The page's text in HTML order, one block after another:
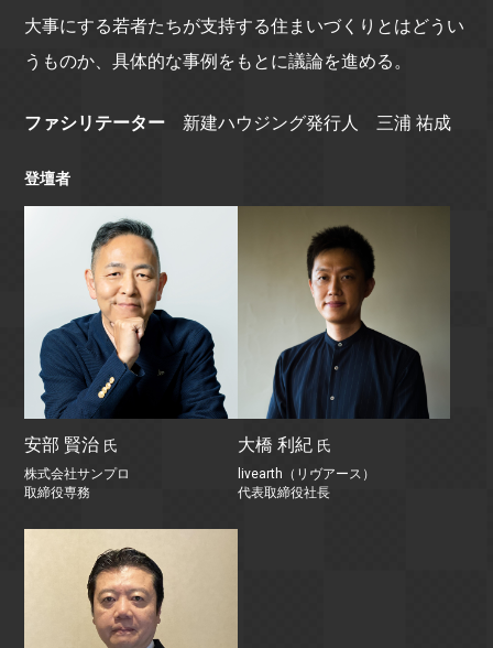
大事にする若者たちが支持する住まいづくりとはどうい
うものか、具体的な事例をもとに議論を進める。
ファシリテーター 新建ハウジング発行人 三浦 祐成
登壇者
安部 賢治 氏
株式会社サンプロ
取締役専務
大橋 利紀 氏
livearth（リヴアース）
代表取締役社長